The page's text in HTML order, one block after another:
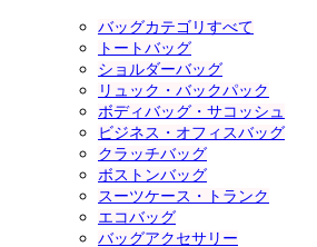
バッグカテゴリすべて
トートバッグ
ショルダーバッグ
リュック・バックパック
ボディバッグ・サコッシュ
ビジネス・オフィスバッグ
クラッチバッグ
ボストンバッグ
スーツケース・トランク
エコバッグ
バッグアクセサリー